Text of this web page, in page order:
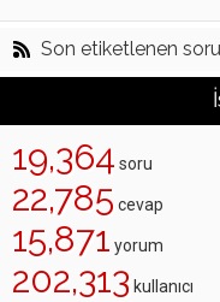
Son etiketlenen
19,364 soru
22,785 cevap
15,871 yorum
202,313 kullanıcı